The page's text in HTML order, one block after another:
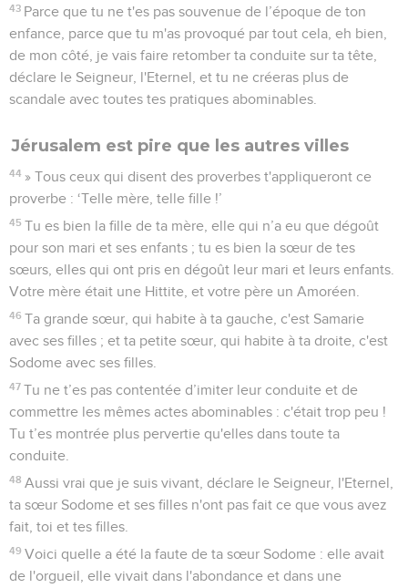
43 Parce que tu ne t'es pas souvenue de l’époque de ton
enfance, parce que tu m'as provoqué par tout cela, eh bien,
de mon côté, je vais faire retomber ta conduite sur ta tête,
déclare le Seigneur, l'Eternel, et tu ne créeras plus de
scandale avec toutes tes pratiques abominables.
Jérusalem est pire que les autres villes
44 » Tous ceux qui disent des proverbes t'appliqueront ce
proverbe : ‘Telle mère, telle fille !’
45 Tu es bien la fille de ta mère, elle qui n’a eu que dégoût
pour son mari et ses enfants ; tu es bien la sœur de tes
sœurs, elles qui ont pris en dégoût leur mari et leurs enfants.
Votre mère était une Hittite, et votre père un Amoréen.
46 Ta grande sœur, qui habite à ta gauche, c'est Samarie
avec ses filles ; et ta petite sœur, qui habite à ta droite, c'est
Sodome avec ses filles.
47 Tu ne t’es pas contentée d’imiter leur conduite et de
commettre les mêmes actes abominables : c'était trop peu !
Tu t’es montrée plus pervertie qu'elles dans toute ta
conduite.
48 Aussi vrai que je suis vivant, déclare le Seigneur, l'Eternel,
ta sœur Sodome et ses filles n'ont pas fait ce que vous avez
fait, toi et tes filles.
49 Voici quelle a été la faute de ta sœur Sodome : elle avait
de l'orgueil, elle vivait dans l'abondance et dans une